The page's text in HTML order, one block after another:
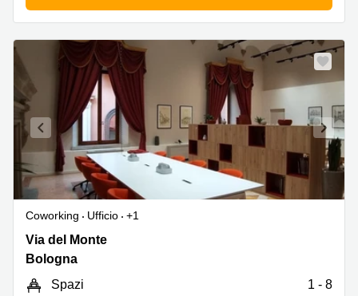
Coworking Ufficio
+1
Via
Del
1,
Via del Monte
Bologna
Spazi
1 - 8